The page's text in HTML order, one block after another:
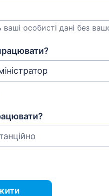
ваші особисті дані без